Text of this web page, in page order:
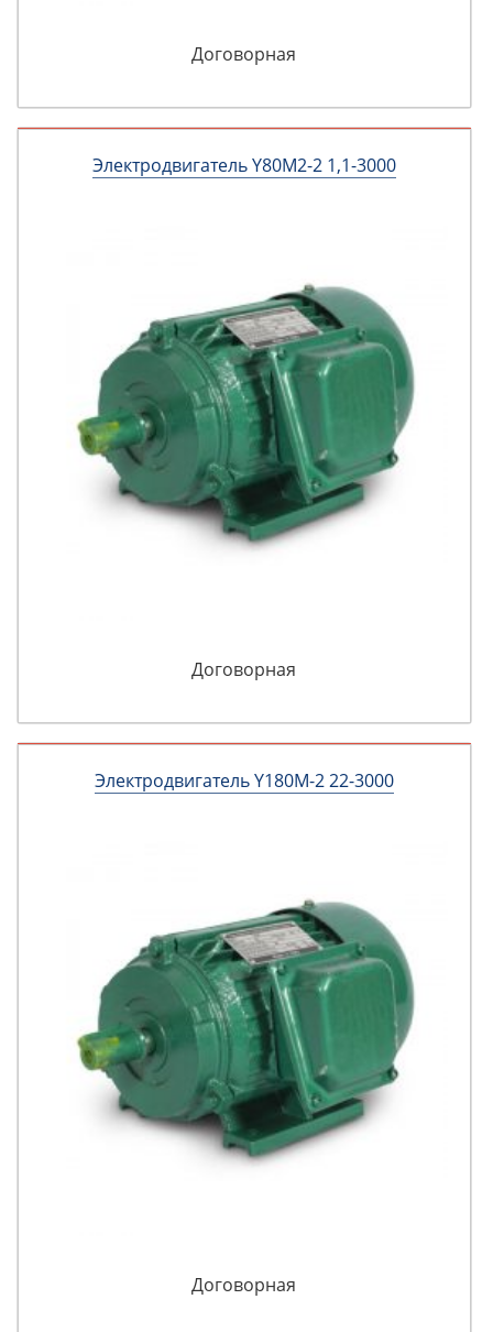
Договорная
Электродвигатель Y80M2-2 1,1-3000
Договорная
Электродвигатель Y180M-2 22-3000
Договорная